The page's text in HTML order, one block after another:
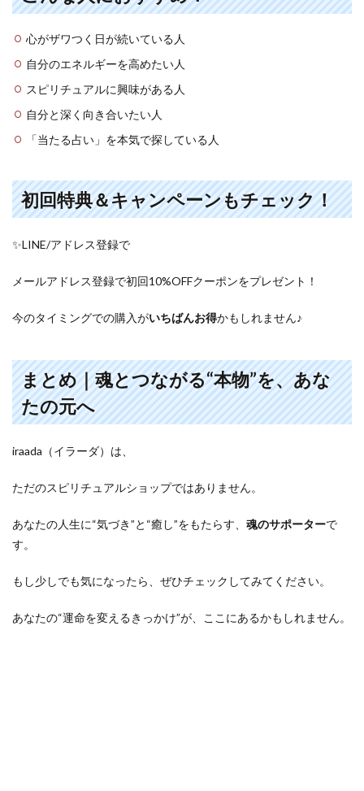
心がザワつく日が続いている人
自分のエネルギーを高めたい人
スピリチュアルに興味がある人
自分と深く向き合いたい人
「当たる占い」を本気で探している人
初回特典＆キャンペーンもチェック！
✨LINE/アドレス登録で
メールアドレス登録で初回10%OFFクーポンをプレゼント！
今のタイミングでの購入がいちばんお得かもしれません♪
まとめ｜魂とつながる“本物”を、あな
たの元へ
iraada（イラーダ）は、
ただのスピリチュアルショップではありません。
あなたの人生に“気づき”と“癒し”をもたらす、 魂のサポーターで
す。
もし少しでも気になったら、ぜひチェックしてみてください。
あなたの“運命を変えるきっかけ”が、ここにあるかもしれません。